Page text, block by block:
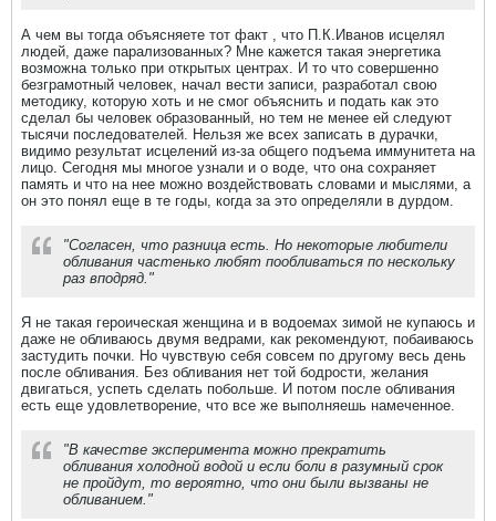
А чем вы тогда объясняете тот факт , что П.К.Иванов исцелял
людей, даже парализованных? Мне кажется такая энергетика
возможна только при открытых центрах. И то что совершенно
безграмотный человек, начал вести записи, разработал свою
методику, которую хоть и не смог объяснить и подать как это
сделал бы человек образованный, но тем не менее ей следуют
тысячи последователей. Нельзя же всех записать в дурачки,
видимо результат исцелений из-за общего подъема иммунитета на
лицо. Сегодня мы многое узнали и о воде, что она сохраняет
память и что на нее можно воздействовать словами и мыслями, а
он это понял еще в те годы, когда за это определяли в дурдом.
"Согласен, что разница есть. Но некоторые любители
обливания частенько любят пообливаться по нескольку
раз вподряд."
Я не такая героическая женщина и в водоемах зимой не купаюсь и
даже не обливаюсь двумя ведрами, как рекомендуют, побаиваюсь
застудить почки. Но чувствую себя совсем по другому весь день
после обливания. Без обливания нет той бодрости, желания
двигаться, успеть сделать побольше. И потом после обливания
есть еще удовлетворение, что все же выполняешь намеченное.
"В качестве эксперимента можно прекратить
обливания холодной водой и если боли в разумный срок
не пройдут, то вероятно, что они были вызваны не
обливанием."